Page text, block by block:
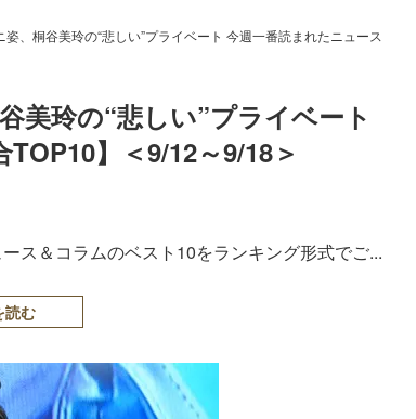
、桐谷美玲の“悲しい”プライベート 今週一番読まれたニュース
美玲の“悲しい”プライベート
】＜9/12～9/18＞
ス＆コラムのベスト10をランキング形式でご...
読む